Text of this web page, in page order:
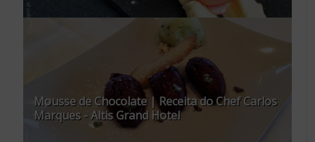
Mousse de Chocolate | Receita do Chef Carlos
Marques - Altis Grand Hotel